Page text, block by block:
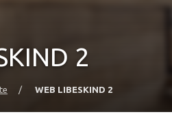
2
/ WEB LIBESKIND 2